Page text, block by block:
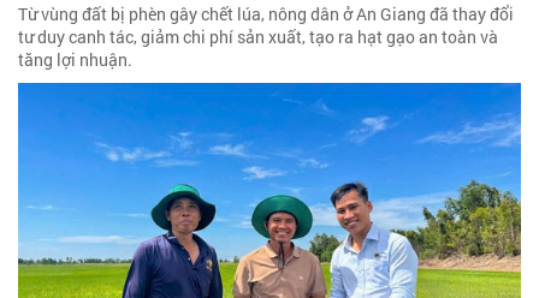
Từ vùng đất bị phèn gây chết lúa, nông dân ở An Giang đã thay đổi
tư duy canh tác, giảm chi phí sản xuất, tạo ra hạt gạo an toàn và
tăng lợi nhuận.